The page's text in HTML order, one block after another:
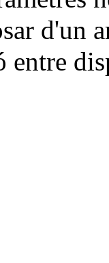
d'un
entre